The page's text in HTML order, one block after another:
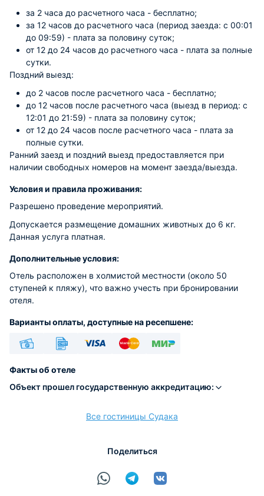
за 2 часа до расчетного часа - бесплатно;
за 12 часов до расчетного часа (период заезда: с 00:01
до 09:59) - плата за половину суток;
от 12 до 24 часов до расчетного часа - плата за полные
сутки.
Поздний выезд:
до 2 часов после расчетного часа - бесплатно;
до 12 часов после расчетного часа (выезд в период: с
12:01 до 21:59) - плата за половину суток;
от 12 до 24 часов после расчетного часа - плата за
полные сутки.
Ранний заезд и поздний выезд предоставляется при
наличии свободных номеров на момент заезда/выезда.
Условия и правила проживания:
Разрешено проведение мероприятий.
Допускается размещение домашних животных до 6 кг.
Данная услуга платная.
Дополнительные условия:
Отель расположен в холмистой местности (около 50
ступеней к пляжу), что важно учесть при бронировании
отеля.
Варианты оплаты, доступные на ресепшене:
Факты об отеле
Объект прошел государственную аккредитацию:
Все гостиницы Судака
Поделиться